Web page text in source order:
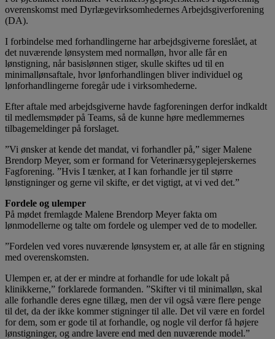
overenskomst med Dyrlægevirksomhedernes Arbejdsgiverforening
(DA).
I forbindelse med forhandlingerne har arbejdsgiverne foreslået, at
det nuværende lønsystem med normalløn, hvor alle får en
lønstigning, når basislønnen stiger, skulle skiftes ud til en
minimallønsaftale, hvor lønforhandlingen bliver individuel og
lønforhandlingerne foregår ude i virksomhederne.
Efter aftale med arbejdsgiverne havde fagforeningen derfor indkaldt
til medlemsmøder på Teams, så de kunne høre medlemmernes
tilbagemeldinger på forslaget.
”Vi ønsker at kende det mandat, vi forhandler på,” siger Malene
Brendorp Meyer, som er formand for Veterinærsygeplejerskernes
Fagforening. ”Hvis I tænker, at I kan forhandle jer til større
lønstigninger og gerne vil skifte, er det vigtigt, at vi ved det.”
Fordele og ulemper
På mødet fremlagde Malene Brendorp Meyer fakta om
lønmodellerne og talte om fordele og ulemper ved de to modeller.
”Fordelen ved vores nuværende lønsystem er, at alle får en stigning
med overenskomsten.
Ulempen er, at der er mindre at forhandle for ude lokalt på
klinikkerne,” forklarede formanden. ”Skifter vi til minimalløn, skal
alle forhandle deres egne tillæg, men der vil også være flere penge
til det, da der ikke kommer stigninger til alle. Det vil være en fordel
for dem, som er gode til at forhandle, og nogle vil derfor få højere
lønstigninger, og andre lavere end med den nuværende model.”